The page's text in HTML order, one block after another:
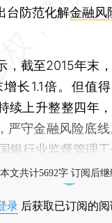
台防范化解金融风
截至2015年末，
长1.1倍。但值
续上升整整四年
严守金融风险底线
银行业监督管理工
本文共计5692字 订阅后
录 后获取已订阅的